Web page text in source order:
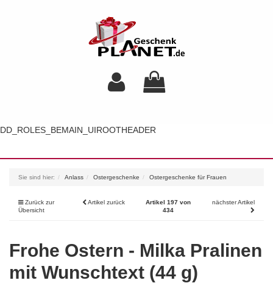
DD_ROLES_BEMAIN_UIROOTHEADER
Sie sind hier: Anlass Ostergeschenke Ostergeschenke für Frauen
Zurück zur
Übersicht
Artikel zurück
Artikel 197 von
434
nächster Artikel
Frohe Ostern - Milka Pralinen
mit Wunschtext (44 g)